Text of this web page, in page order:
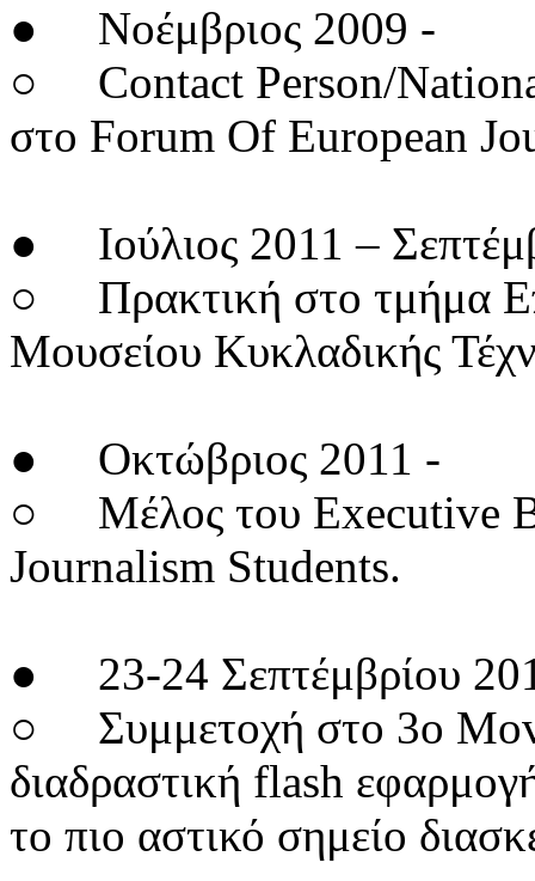
● Νοέμβριος 2009 -
○ Contact Person/
στο Forum Of European
● Ιούλιος 2011 –
○ Πρακτική στο τμήμα
Μουσείου Κυκλαδικής
● Οκτώβριος 2011 -
○ Μέλος του Executive
Journalism Students.
● 23-24 Σεπτέμβρίου
○ Συμμετοχή στο 3ο
διαδραστική flash
το πιο αστικό σημείο